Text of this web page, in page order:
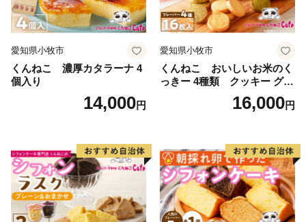
「村上木彫堆朱」
木地に彫刻を施し、漆を塗り重ねるという伝統的な漆器
です。立体的で重厚かつ繊細な面持ちが特徴であり、美
しい彫りと使いこなすごとに艶が増す光沢感が魅力で
す。
新潟県無形文化財・国の伝統的工芸品にも指定されてい
愛知県小牧市
くんねこ 濃厚カタラーナ 4
個入り
14,000円
愛知県小牧市
くんねこ おいしいお米のく
っきー 4種類 クッキー グル
16,000円